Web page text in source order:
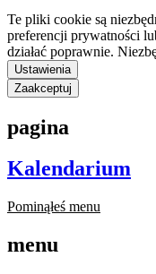
Te pliki cookie są
preferencji prywatności
działać poprawnie.
Ustawienia
Zaakceptuj
pagina
Kalendarium
Pominąłeś menu
menu